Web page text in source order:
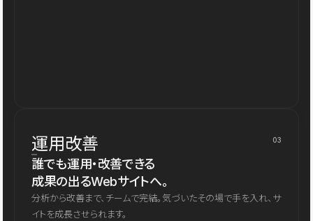
運用改善 03
誰でも運用・改善できる
成果の出るWebサイトへ。
分析から改善まで、チームで完結。気づいたその場で手を入れ、サ
イトを成長させられます。